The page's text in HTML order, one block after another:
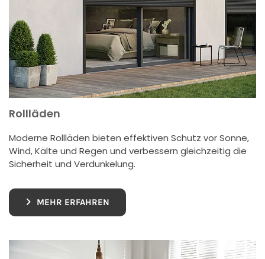
Rollläden
Moderne Rollläden bieten effektiven Schutz vor Sonne,
Wind, Kälte und Regen und verbessern gleichzeitig die
Sicherheit und Verdunkelung.
MEHR ERFAHREN